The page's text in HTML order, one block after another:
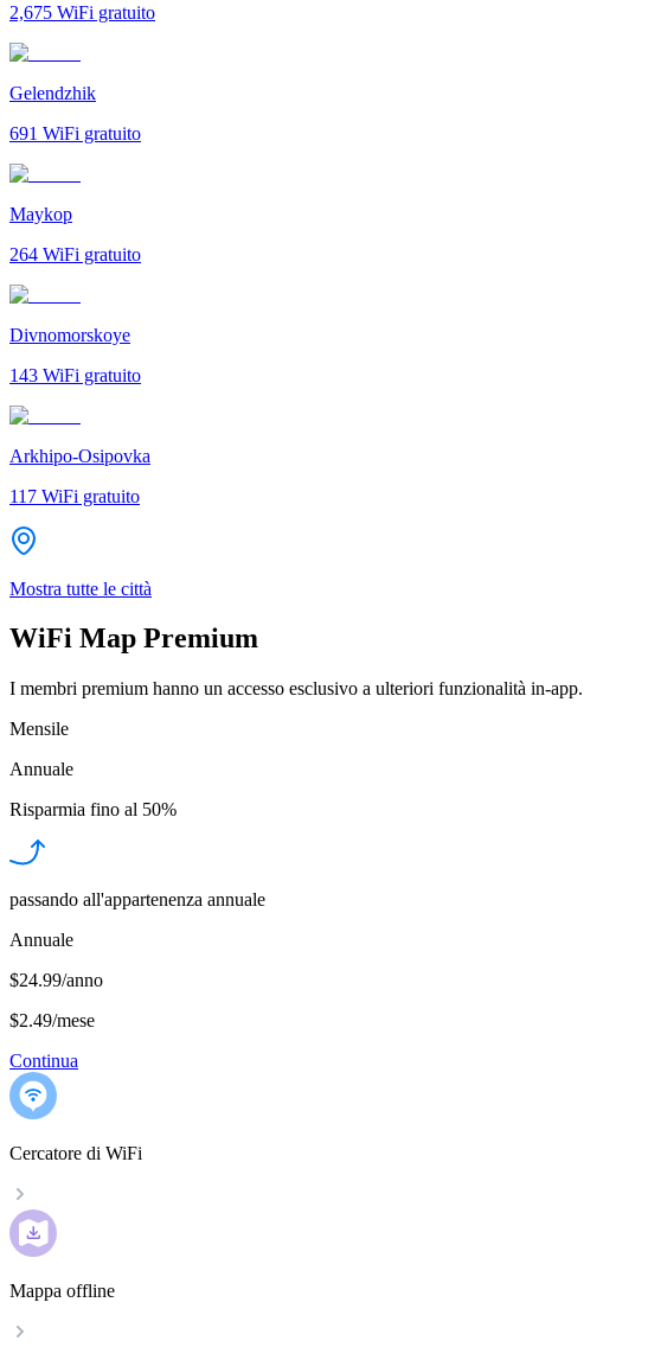
2,675 WiFi gratuito
Gelendzhik
691 WiFi gratuito
Maykop
264 WiFi gratuito
Divnomorskoye
143 WiFi gratuito
Arkhipo-Osipovka
117 WiFi gratuito
Mostra tutte le città
WiFi Map Premium
I membri premium hanno un accesso esclusivo a ulteriori funzionalità in-app.
Mensile
Annuale
Risparmia fino al 50%
passando all'appartenenza annuale
Annuale
$24.99/anno
$2.49/mese
Continua
Cercatore di WiFi
Mappa offline